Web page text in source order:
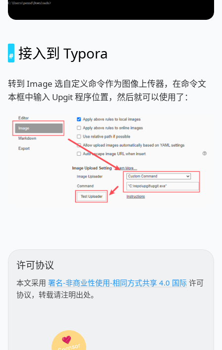
接入到 Typora
转到 Image 选自定义命令作为图像上传器，在命令文
本框中输入 Upgit 程序位置，然后就可以使用了：
许可协议
本文采用 署名-非商业性使用-相同方式共享 4.0 国际 许可
协议，转载请注明出处。